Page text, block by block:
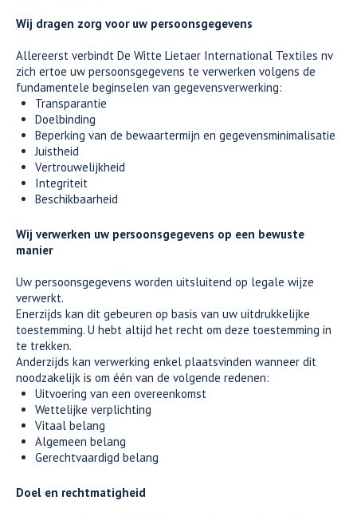
Wij dragen zorg voor uw persoonsgegevens
Allereerst verbindt De Witte Lietaer International Textiles nv
zich ertoe uw persoonsgegevens te verwerken volgens de
fundamentele beginselen van gegevensverwerking:
Transparantie
Doelbinding
Beperking van de bewaartermijn en gegevensminimalisatie
Juistheid
Vertrouwelijkheid
Integriteit
Beschikbaarheid
Wij verwerken uw persoonsgegevens op een bewuste
manier
Uw persoonsgegevens worden uitsluitend op legale wijze
verwerkt.
Enerzijds kan dit gebeuren op basis van uw uitdrukkelijke
toestemming. U hebt altijd het recht om deze toestemming in
te trekken.
Anderzijds kan verwerking enkel plaatsvinden wanneer dit
noodzakelijk is om één van de volgende redenen:
Uitvoering van een overeenkomst
Wettelijke verplichting
Vitaal belang
Algemeen belang
Gerechtvaardigd belang
Doel en rechtmatigheid